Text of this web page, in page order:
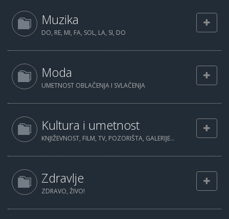
Muzika
DO, RE, MI, FA, SOL, LA, SI, DO
Moda
UMETNOST OBLAČENJA I SVLAČENJA
Kultura i umetnost
KNJIŽEVNOST, FILM, TV, POZORIŠTA, GALERIJE...
Zdravlje
ZDRAVO, ŽIVO!